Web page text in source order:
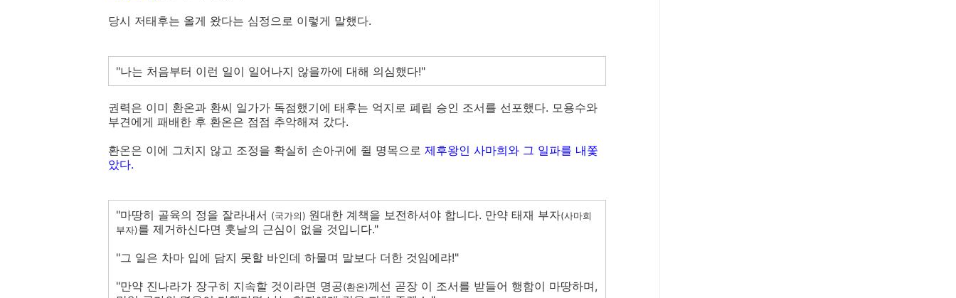
당시 저태후는 올게 왔다는 심정으로 이렇게 말했다.
"나는 처음부터 이런 일이 일어나지 않을까에 대해 의심했다!"
권력은 이미 환온과 환씨 일가가 독점했기에 태후는 억지로 폐립 승인 조서를 선포했다. 모용수와
부견에게 패배한 후 환온은 점점 추악해져 갔다.
환온은 이에 그치지 않고 조정을 확실히 손아귀에 쥘 명목으로 제후왕인 사마희와 그 일파를 내쫓
았다.
"마땅히 골육의 정을 잘라내서 (국가의) 원대한 계책을 보전하셔야 합니다. 만약 태재 부자(사마희
부자)를 제거하신다면 훗날의 근심이 없을 것입니다."
"그 일은 차마 입에 담지 못할 바인데 하물며 말보다 더한 것임에랴!"
"만약 진나라가 장구히 지속할 것이라면 명공(환온)께선 곧장 이 조서를 받들어 행함이 마땅하며,